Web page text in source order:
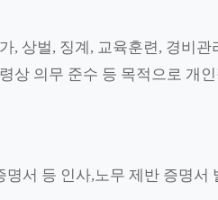
, 상벌, 징계, 교육훈련, 경비
상 의무 준수 등 목적으로 개
서 등 인사,노무 제반 증명